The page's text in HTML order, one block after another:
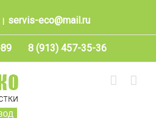
servis-eco@mail.ru
8 (913) 457-35-36